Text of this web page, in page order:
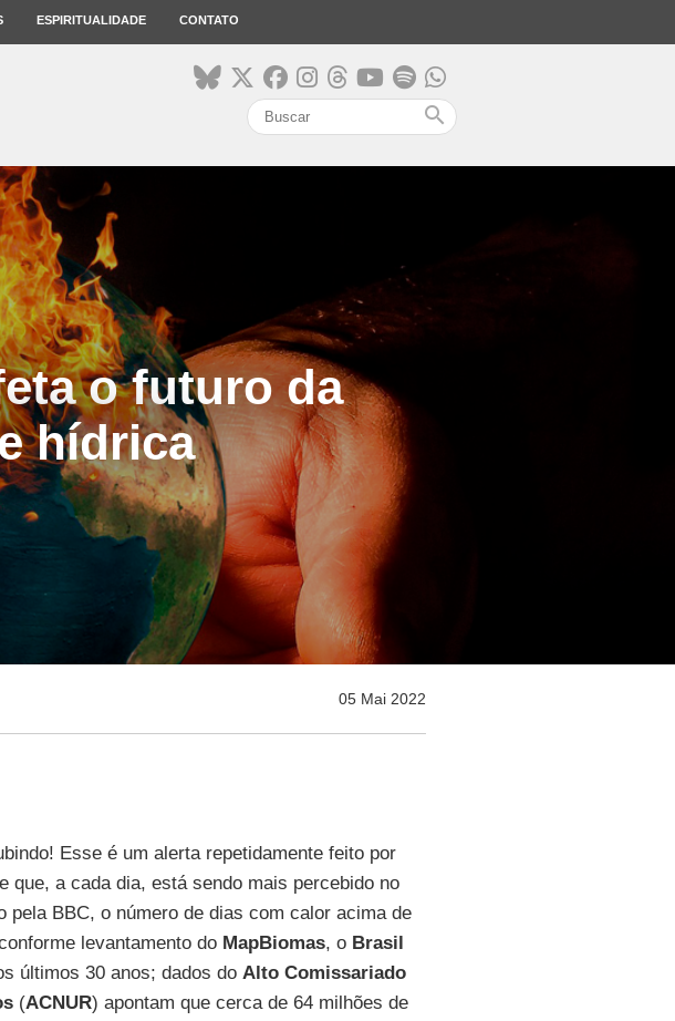
ESPIRITUALIDADE CONTATO
search
o futuro da
hídrica
05 Mai 2022
Esse é um alerta repetidamente feito por
que, a cada dia, está sendo mais percebido no
pela BBC, o número de dias com calor acima de
levantamento do MapBiomas, o Brasil
últimos 30 anos; dados do Alto Comissariado
(ACNUR) apontam que cerca de 64 milhões de